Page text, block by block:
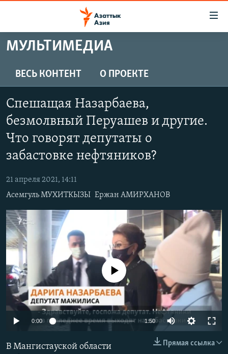
Вернуться
содержанию
главной
Вернутся
ЦЕНТРАЛЬНАЯ АЗИЯ
КАЗАХСТАН
УЗБЕКИСТАН
НОВОСТИ
НА ДРУГИХ ЯЗЫКАХ
ТОҶИКӢ
TÜRKMENÇE
ПОДПИШИТЕСЬ НА НАС В СОЦСЕТЯХ
Все сайты РСЕ/РС
МУЛЬТИМЕДИА
ВЕСЬ КОНТЕНТ О ПРОЕКТЕ
Спешащая Назарбаева,
безмолвный Перуашев и другие.
Что говорят депутаты о
забастовке нефтяников?
21 апреля 2021, 14:11
Асемгуль МУХИТКЫЗЫ Ержан АМИРХАНОВ
No media source currently available
0:00 1:50
Прямая ссылка
В Мангистауской области